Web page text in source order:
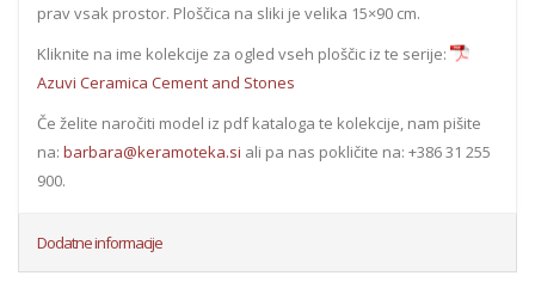
prav vsak prostor. Ploščica na sliki je velika 15×90 cm.
Kliknite na ime kolekcije za ogled vseh ploščic iz te serije:
Azuvi Ceramica Cement and Stones
Če želite naročiti model iz pdf kataloga te kolekcije, nam pišite
na: barbara@keramoteka.si ali pa nas pokličite na: +386 31 255
900.
Dodatne informacije